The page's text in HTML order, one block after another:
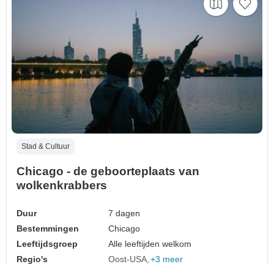
Stad & Cultuur
Chicago - de geboorteplaats van
wolkenkrabbers
Duur
7 dagen
Bestemmingen
Chicago
Leeftijdsgroep
Alle leeftijden welkom
Regio's
Oost-USA +3 meer